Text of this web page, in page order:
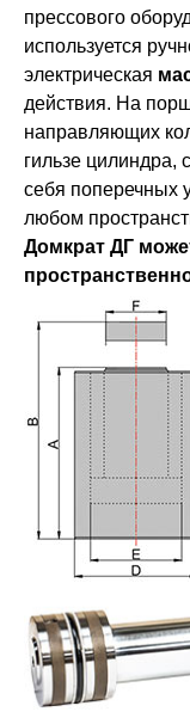
прессового
используется
электрическая
действия. На
направляющих
гильзе цилиндра,
себя поперечных
любом
Домкрат ДГ